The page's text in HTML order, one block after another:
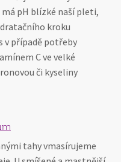
má pH blízké naší pleti,
kroku
v případě potřeby
C ve velké
či kyseliny
tahy vmasírujeme